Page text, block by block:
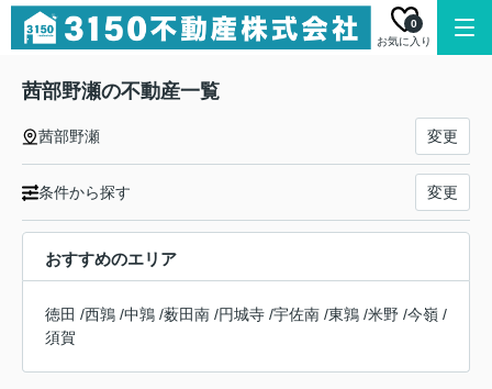
お気に入り
0
茜部野瀬の不動産一覧
茜部野瀬 変更
条件から探す 変更
おすすめのエリア
徳田 /西鶉 /中鶉 /薮田南 /円城寺 /宇佐南 /東鶉 /米野 /今嶺 /
須賀